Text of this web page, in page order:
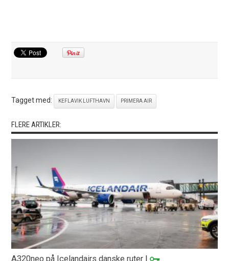
Tagget med: KEFLAVIK LUFTHAVN PRIMERA AIR
FLERE ARTIKLER:
A320neo på Icelandairs danske ruter |